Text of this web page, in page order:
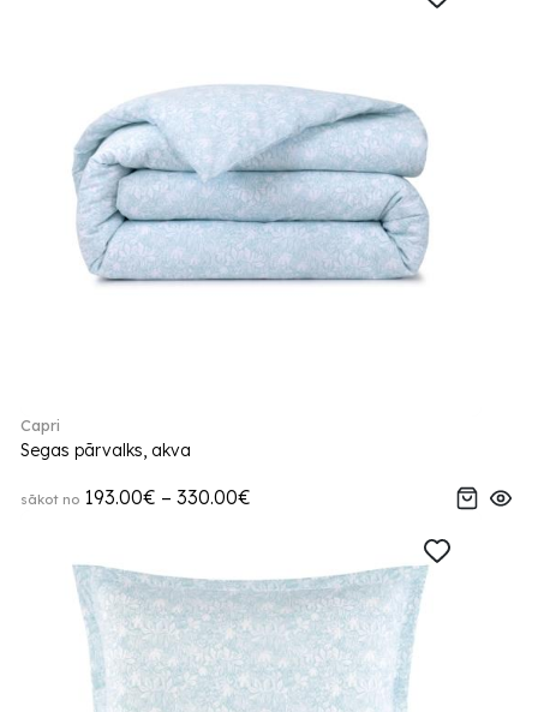
Capri
Segas pārvalks, akva
sākot no 193.00€ – 330.00€